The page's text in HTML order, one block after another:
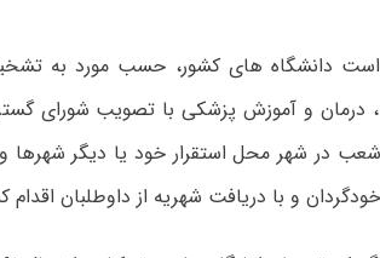
است دانشگاه های کشور، حسب مورد به
درمان و آموزش پزشکی با تصویب شورای
در شهر محل استقرار خود یا دیگر شهرها
و با دریافت شهریه از داوطلبان اقدام